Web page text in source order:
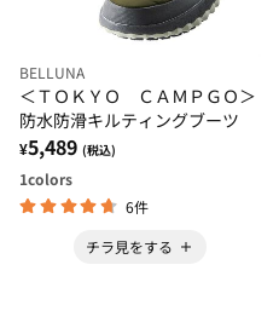
BELLUNA
＜ＴＯＫＹＯ ＣＡＭＰＧＯ＞
防水防滑キルティングブーツ
¥5,489 (税込)
1colors
6件
チラ見をする